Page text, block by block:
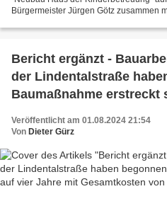
Bürgermeister Jürgen Götz zusammen
Bericht ergänzt -
der Lindentalstraße
Baumaßnahme erstreckt
Veröffentlicht am 01.08.2024 21:54
Von Dieter Gürz